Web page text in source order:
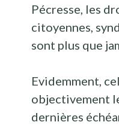
Pécresse, les
citoyennes,
sont plus que
Evidemment,
objectivement
dernières